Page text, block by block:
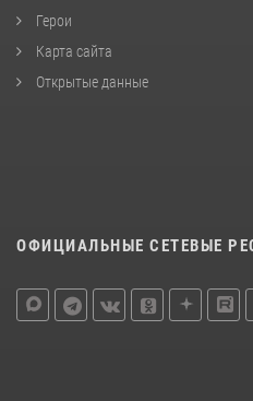
Герои
Карта сайта
Открытые данные
ОФИЦИАЛЬНЫЕ СЕТЕВЫЕ